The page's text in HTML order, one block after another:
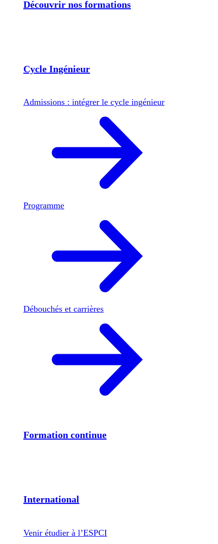
Découvrir nos formations
Cycle Ingénieur
Admissions : intégrer le cycle ingénieur
Programme
Débouchés et carrières
Formation continue
International
Venir étudier à l’ESPCI